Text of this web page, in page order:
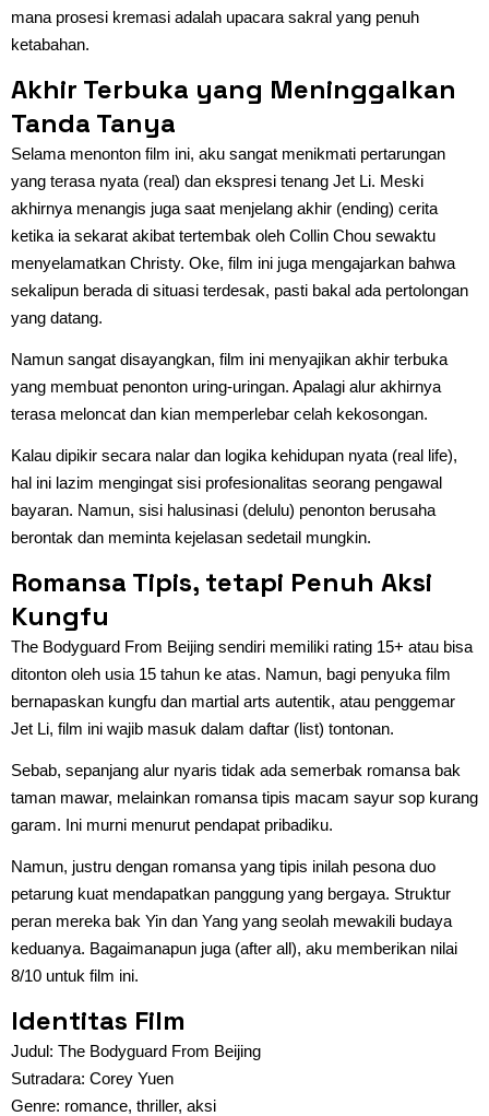
mana prosesi kremasi adalah upacara sakral yang penuh
ketabahan.
Akhir Terbuka yang Meninggalkan
Tanda Tanya
Selama menonton film ini, aku sangat menikmati pertarungan
yang terasa nyata (real) dan ekspresi tenang Jet Li. Meski
akhirnya menangis juga saat menjelang akhir (ending) cerita
ketika ia sekarat akibat tertembak oleh Collin Chou sewaktu
menyelamatkan Christy. Oke, film ini juga mengajarkan bahwa
sekalipun berada di situasi terdesak, pasti bakal ada pertolongan
yang datang.
Namun sangat disayangkan, film ini menyajikan akhir terbuka
yang membuat penonton uring-uringan. Apalagi alur akhirnya
terasa meloncat dan kian memperlebar celah kekosongan.
Kalau dipikir secara nalar dan logika kehidupan nyata (real life),
hal ini lazim mengingat sisi profesionalitas seorang pengawal
bayaran. Namun, sisi halusinasi (delulu) penonton berusaha
berontak dan meminta kejelasan sedetail mungkin.
Romansa Tipis, tetapi Penuh Aksi
Kungfu
The Bodyguard From Beijing sendiri memiliki rating 15+ atau bisa
ditonton oleh usia 15 tahun ke atas. Namun, bagi penyuka film
bernapaskan kungfu dan martial arts autentik, atau penggemar
Jet Li, film ini wajib masuk dalam daftar (list) tontonan.
Sebab, sepanjang alur nyaris tidak ada semerbak romansa bak
taman mawar, melainkan romansa tipis macam sayur sop kurang
garam. Ini murni menurut pendapat pribadiku.
Namun, justru dengan romansa yang tipis inilah pesona duo
petarung kuat mendapatkan panggung yang bergaya. Struktur
peran mereka bak Yin dan Yang yang seolah mewakili budaya
keduanya. Bagaimanapun juga (after all), aku memberikan nilai
8/10 untuk film ini.
Identitas Film
Judul: The Bodyguard From Beijing
Sutradara: Corey Yuen
Genre: romance, thriller, aksi